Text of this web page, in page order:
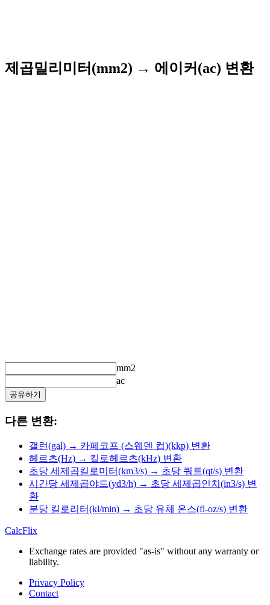
제곱밀리미터(mm2) → 에이커(ac) 변환
mm2
ac
공유하기
다른 변환:
갤런(gal) → 카페코프 (스웨덴 컵)(kkp) 변환
헤르츠(Hz) → 킬로헤르츠(kHz) 변환
초당 세제곱킬로미터(km3/s) → 초당 쿼트(qt/s) 변환
시간당 세제곱야드(yd3/h) → 초당 세제곱인치(in3/s) 변
환
분당 킬로리터(kl/min) → 초당 유체 온스(fl-oz/s) 변환
CalcFlix
Exchange rates are provided "as-is" without any warranty or
liability.
Privacy Policy
Contact